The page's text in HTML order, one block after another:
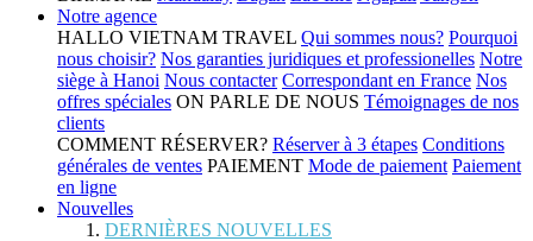
Notre agence
HALLO VIETNAM TRAVEL Qui sommes nous? Pourquoi
nous choisir? Nos garanties juridiques et professionelles Notre
siège à Hanoi Nous contacter Correspondant en France Nos
offres spéciales ON PARLE DE NOUS Témoignages de nos
clients
COMMENT RÉSERVER? Réserver à 3 étapes Conditions
générales de ventes PAIEMENT Mode de paiement Paiement
en ligne
Nouvelles
DERNIÈRES NOUVELLES